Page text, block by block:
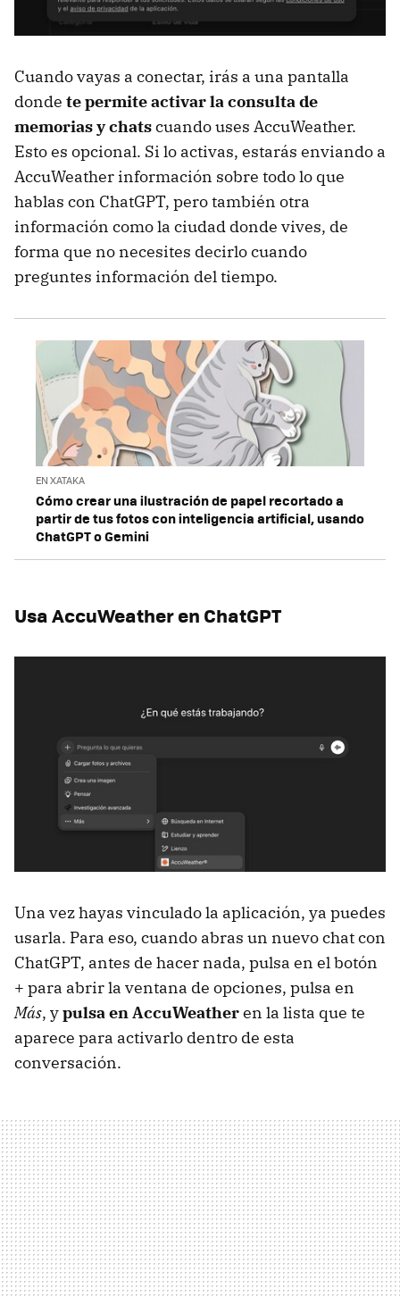
Cuando vayas a conectar, irás a una pantalla
donde te permite activar la consulta de
memorias y chatscuando uses AccuWeather.
Esto es opcional. Si lo activas, estarás enviando a
AccuWeather información sobre todo lo que
hablas con ChatGPT, pero también otra
información como la ciudad donde vives, de
forma que no necesites decirlo cuando
preguntes información del tiempo.
EN XATAKA
Cómo crear una ilustración de papel recortado a
partir de tus fotos con inteligencia artificial, usando
ChatGPT o Gemini
Usa AccuWeather en ChatGPT
Una vez hayas vinculado la aplicación, ya puedes
usarla. Para eso, cuando abras un nuevo chat con
ChatGPT, antes de hacer nada, pulsa en el botón
+ para abrir la ventana de opciones, pulsa en
Más, ypulsa en AccuWeatheren la lista que te
aparece para activarlo dentro de esta
conversación.